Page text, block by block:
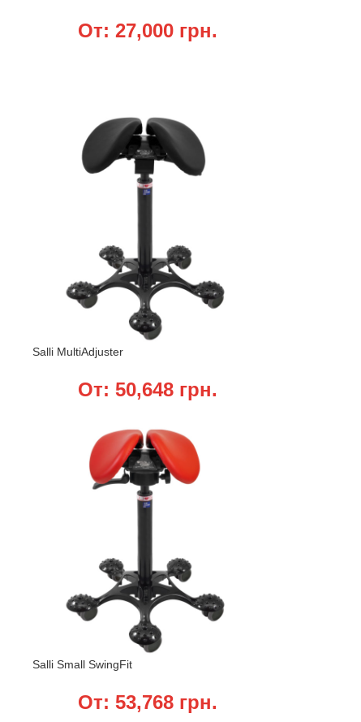
От: 27,000 грн.
Salli MultiAdjuster
От: 50,648 грн.
Salli Small SwingFit
От: 53,768 грн.